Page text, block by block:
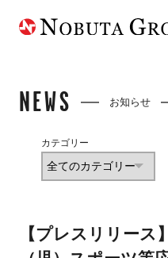
NEWS お知らせ
カテゴリー
【プレスリリー